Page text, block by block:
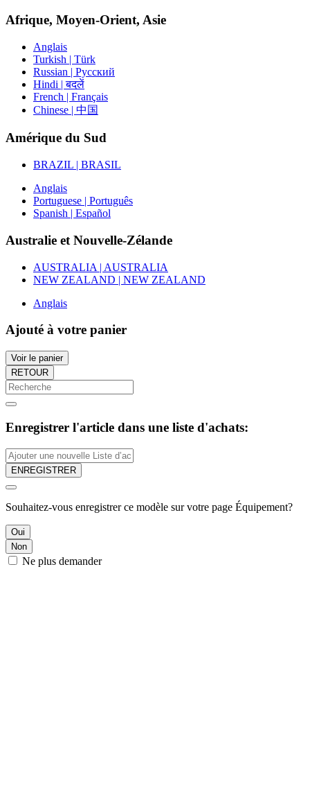
Afrique, Moyen-Orient, Asie
Anglais
Turkish | Türk
Russian | Русский
Hindi | बदलें
French | Français
Chinese | 中国
Amérique du Sud
BRAZIL | BRASIL
Anglais
Portuguese | Português
Spanish | Español
Australie et Nouvelle-Zélande
AUSTRALIA | AUSTRALIA
NEW ZEALAND | NEW ZEALAND
Anglais
Ajouté à votre panier
Voir le panier
RETOUR
Enregistrer l'article dans une liste d'achats:
ENREGISTRER
Souhaitez-vous enregistrer ce modèle sur votre page Équipement?
Oui
Non
Ne plus demander